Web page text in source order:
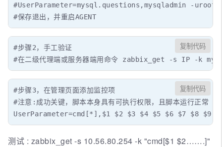
#UserParameter=mysql.questions,mysqladmin -
#保存退出，并重启AGENT
#步骤2，手工验证
#在二级代理端或服务器端用命令 zabbix_get -s IP -k
复制代码
#步骤3，在管理页面添加监控项
#注意:成功关键，脚本本身具有可执行权限，且脚本运行正常
UserParameter=cmd[*],$1 $2 $3 $4 $5 $6 $7 $8 $9
复制代码
测试 : zabbix_get -s 10.56.80.254 -k "cmd[$1 $2…….]"